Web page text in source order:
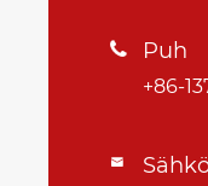
 Puh
+86-
